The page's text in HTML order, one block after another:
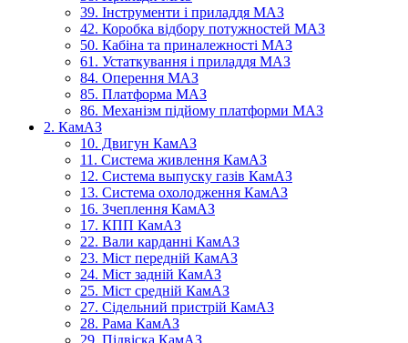
39. Інструменти і приладдя МАЗ
42. Коробка відбору потужностей МАЗ
50. Кабіна та приналежності МАЗ
61. Устаткування і приладдя МАЗ
84. Оперення МАЗ
85. Платформа МАЗ
86. Механізм підйому платформи МАЗ
2. КамАЗ
10. Двигун КамАЗ
11. Система живлення КамАЗ
12. Система выпуску газів КамАЗ
13. Система охолодження КамАЗ
16. Зчеплення КамАЗ
17. КПП КамАЗ
22. Вали карданні КамАЗ
23. Міст передній КамАЗ
24. Міст задній КамАЗ
25. Міст средній КамАЗ
27. Сідельний пристрій КамАЗ
28. Рама КамАЗ
29. Підвіска КамАЗ